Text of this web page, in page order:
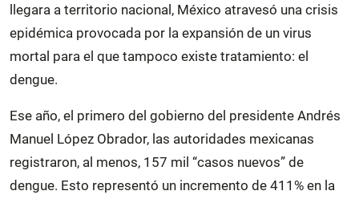
llegara a territorio nacional, México atravesó una crisis
epidémica provocada por la expansión de un virus
mortal para el que tampoco existe tratamiento: el
dengue.
Ese año, el primero del gobierno del presidente Andrés
Manuel López Obrador, las autoridades mexicanas
registraron, al menos, 157 mil “casos nuevos” de
dengue. Esto representó un incremento de 411% en la